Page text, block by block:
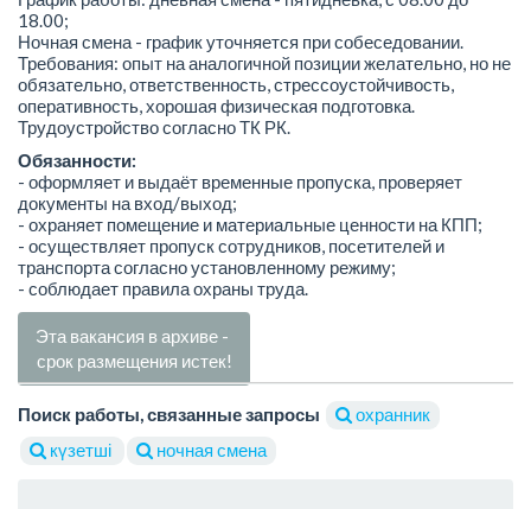
18.00;
Ночная смена - график уточняется при собеседовании.
Требования: опыт на аналогичной позиции желательно, но не
обязательно, ответственность, стрессоустойчивость,
оперативность, хорошая физическая подготовка.
Трудоустройство согласно ТК РК.
Обязанности:
- оформляет и выдаёт временные пропуска, проверяет
документы на вход/выход;
- охраняет помещение и материальные ценности на КПП;
- осуществляет пропуск сотрудников, посетителей и
транспорта согласно установленному режиму;
- соблюдает правила охраны труда.
Эта вакансия в архиве -
срок размещения истек!
Поиск работы, связанные запросы
охранник
күзетші
ночная смена